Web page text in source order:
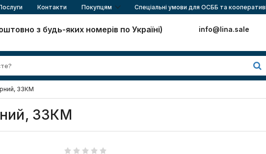
Контакти Покупцям Спеціальні умови для ОСББ та
з будь-яких номерів по Україні) info@lina.sale
ЗЗКМ
ЗЗКМ